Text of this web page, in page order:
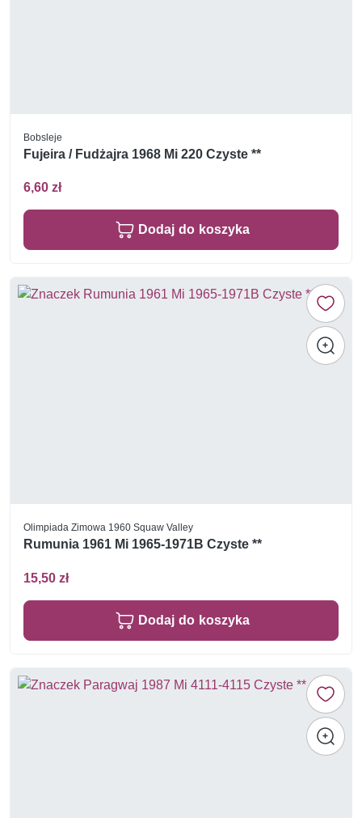
Bobsleje
Fujeira / Fudżajra 1968 Mi 220 Czyste **
6,60 zł
Dodaj do koszyka
Olimpiada Zimowa 1960 Squaw Valley
Rumunia 1961 Mi 1965-1971B Czyste **
15,50 zł
Dodaj do koszyka